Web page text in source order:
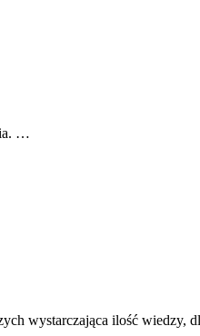
…
wystarczająca ilość wiedzy,